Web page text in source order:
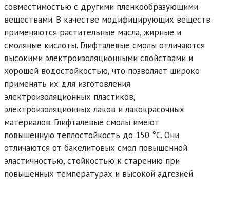
совместимостью с другими пленкообразующими
веществами. В качестве модифицирующих веществ
применяются растительные масла, жирные и
смоляные кислоты. Глифталевые смолы отличаются
высокими электроизоляционными свойствами и
хорошей водостойкостью, что позволяет широко
применять их для изготовления
электроизоляционных пластиков,
электроизоляционных лаков и лакокрасочных
материалов. Глифталевые смолы имеют
повышенную теплостойкость до 150 °C. Они
отличаются от бакелитовых смол повышенной
эластичностью, стойкостью к старению при
повышенных температурах и высокой адгезией.